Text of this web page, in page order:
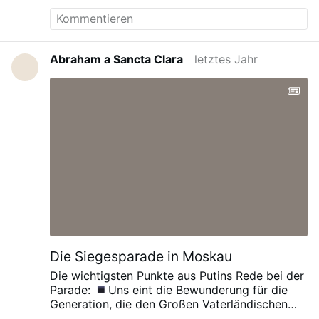
Abraham a Sancta Clara letztes Jahr
Die Siegesparade in Moskau
Die wichtigsten Punkte aus Putins Rede bei der
Parade:
Uns eint die Bewunderung für die
Generation, die den Großen Vaterländischen